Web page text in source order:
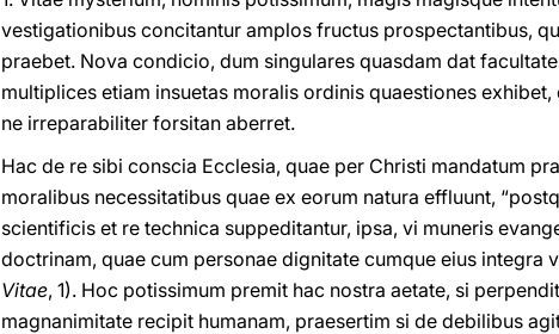
vestigationibus concitantur amplos fructus prospectantibus,
praebet. Nova condicio, dum singulares quasdam dat
multiplices etiam insuetas moralis ordinis quaestiones
ne irreparabiliter forsitan aberret.
Hac de re sibi conscia Ecclesia, quae per Christi mandatum
moralibus necessitatibus quae ex eorum natura effluunt,
scientificis et re technica suppeditantur, ipsa, vi muneris
doctrinam, quae cum personae dignitate cumque eius integra
Vitae, 1). Hoc potissimum premit hac nostra aetate, si
magnanimitate recipit humanam, praesertim si de debilibus